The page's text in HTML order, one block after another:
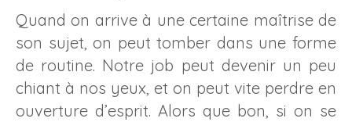
Quand on arrive à une certaine maîtrise de
son sujet, on peut tomber dans une forme
de routine. Notre job peut devenir un peu
chiant à nos yeux, et on peut vite perdre en
ouverture d’esprit. Alors que bon, si on se